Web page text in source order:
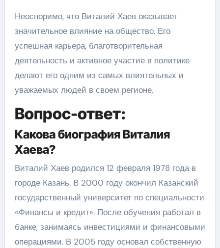
Неоспоримо, что Виталий Хаев оказывает
значительное влияние на общество. Его
успешная карьера, благотворительная
деятельность и активное участие в политике
делают его одним из самых влиятельных и
уважаемых людей в своем регионе.
Вопрос-ответ:
Какова биография Виталия
Хаева?
Виталий Хаев родился 12 февраля 1978 года в
городе Казань. В 2000 году окончил Казанский
государственный университет по специальности
«Финансы и кредит». После обучения работал в
банке, занимаясь инвестициями и финансовыми
операциями. В 2005 году основал собственную